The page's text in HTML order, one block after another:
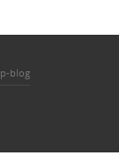
blog